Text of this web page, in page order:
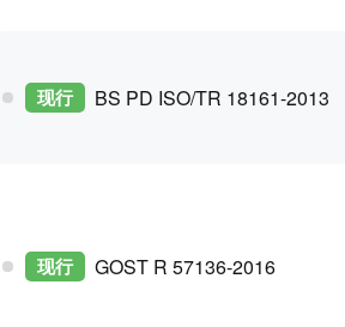
现行 BS PD ISO/TR 18161-2013
现行 GOST R 57136-2016